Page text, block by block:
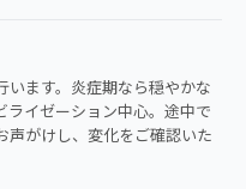
ます。炎症期なら穏やかな
ライゼーション中心。途中で
声がけし、変化をご確認いた